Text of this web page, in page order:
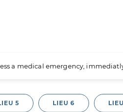
a medical emergency,
5 LIEU 6